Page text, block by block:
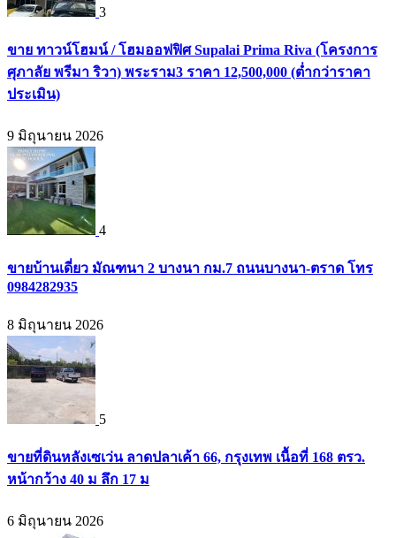
3
ขาย ทาวน์โฮมน์ / โฮมออฟฟิศ Supalai Prima Riva (โครงการ
ศุภาลัย พรีมา ริวา) พระราม3 ราคา 12,500,000 (ต่ำกว่าราคา
ประเมิน)
9 มิถุนายน 2026
4
ขายบ้านเดี่ยว มัณฑนา 2 บางนา กม.7 ถนนบางนา-ตราด โทร
0984282935
8 มิถุนายน 2026
5
ขายที่ดินหลังเซเว่น ลาดปลาเค้า 66, กรุงเทพ เนื้อที่ 168 ตรว.
หน้ากว้าง 40 ม ลึก 17 ม
6 มิถุนายน 2026